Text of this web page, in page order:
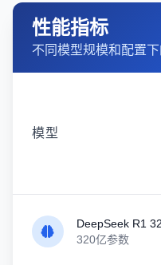
性能指标
不同模型规模和配置
模型
DeepSeek R1
320亿参数